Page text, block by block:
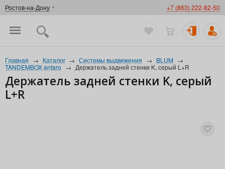
Ростов-на-Дону +7 (863) 222-82-50
Главная → Каталог → Системы выдвижения → BLUM →
TANDEMBOX antaro → Держатель задней стенки K, серый L+R
Держатель задней стенки K, серый
L+R